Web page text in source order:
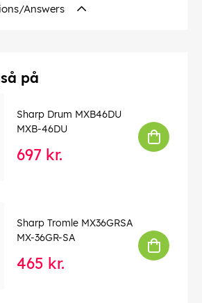
Answers
på
Sharp Drum MXB46DU
MXB-46DU
697 kr.
Sharp Tromle MX36GRSA
MX-36GR-SA
465 kr.